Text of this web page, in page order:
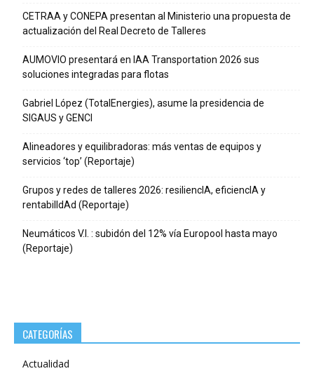
CETRAA y CONEPA presentan al Ministerio una propuesta de
actualización del Real Decreto de Talleres
AUMOVIO presentará en IAA Transportation 2026 sus
soluciones integradas para flotas
Gabriel López (TotalEnergies), asume la presidencia de
SIGAUS y GENCI
Alineadores y equilibradoras: más ventas de equipos y
servicios ‘top’ (Reportaje)
Grupos y redes de talleres 2026: resiliencIA, eficiencIA y
rentabilIdAd (Reportaje)
Neumáticos V.I. : subidón del 12% vía Europool hasta mayo
(Reportaje)
CATEGORÍAS
Actualidad